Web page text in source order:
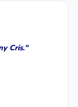
Cris."